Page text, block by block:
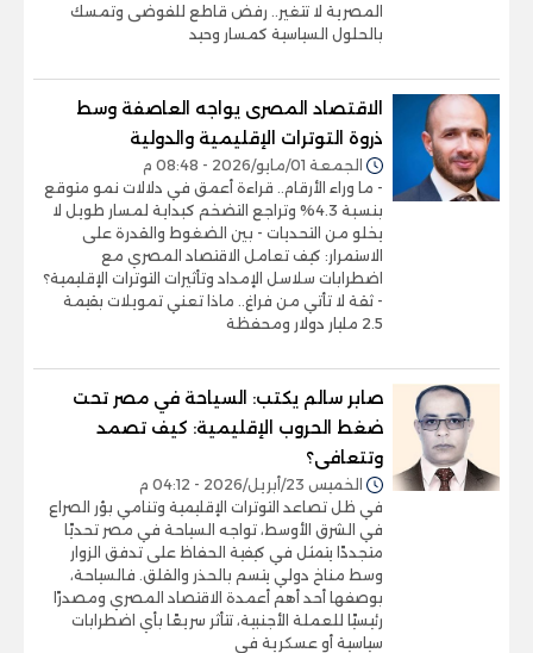
المصرية لا تتغير.. رفض قاطع للفوضى وتمسك
بالحلول السياسية كمسار وحيد
الاقتصاد المصرى يواجه العاصفة وسط
ذروة التوترات الإقليمية والدولية
الجمعة 01/مايو/2026 - 08:48 م
- ما وراء الأرقام.. قراءة أعمق في دلالات نمو متوقع
بنسبة 4.3% وتراجع التضخم كبداية لمسار طويل لا
يخلو من التحديات - بين الضغوط والقدرة على
الاستمرار: كيف تعامل الاقتصاد المصري مع
اضطرابات سلاسل الإمداد وتأثيرات التوترات الإقليمية؟
- ثقة لا تأتي من فراغ.. ماذا تعني تمويلات بقيمة
2.5 مليار دولار ومحفظة
صابر سالم يكتب: السياحة في مصر تحت
ضغط الحروب الإقليمية: كيف تصمد
وتتعافى؟
الخميس 23/أبريل/2026 - 04:12 م
في ظل تصاعد التوترات الإقليمية وتنامي بؤر الصراع
في الشرق الأوسط، تواجه السياحة في مصر تحديًا
متجددًا يتمثل في كيفية الحفاظ على تدفق الزوار
وسط مناخ دولي يتسم بالحذر والقلق. فالسياحة،
بوصفها أحد أهم أعمدة الاقتصاد المصري ومصدرًا
رئيسيًا للعملة الأجنبية، تتأثر سريعًا بأي اضطرابات
سياسية أو عسكرية في